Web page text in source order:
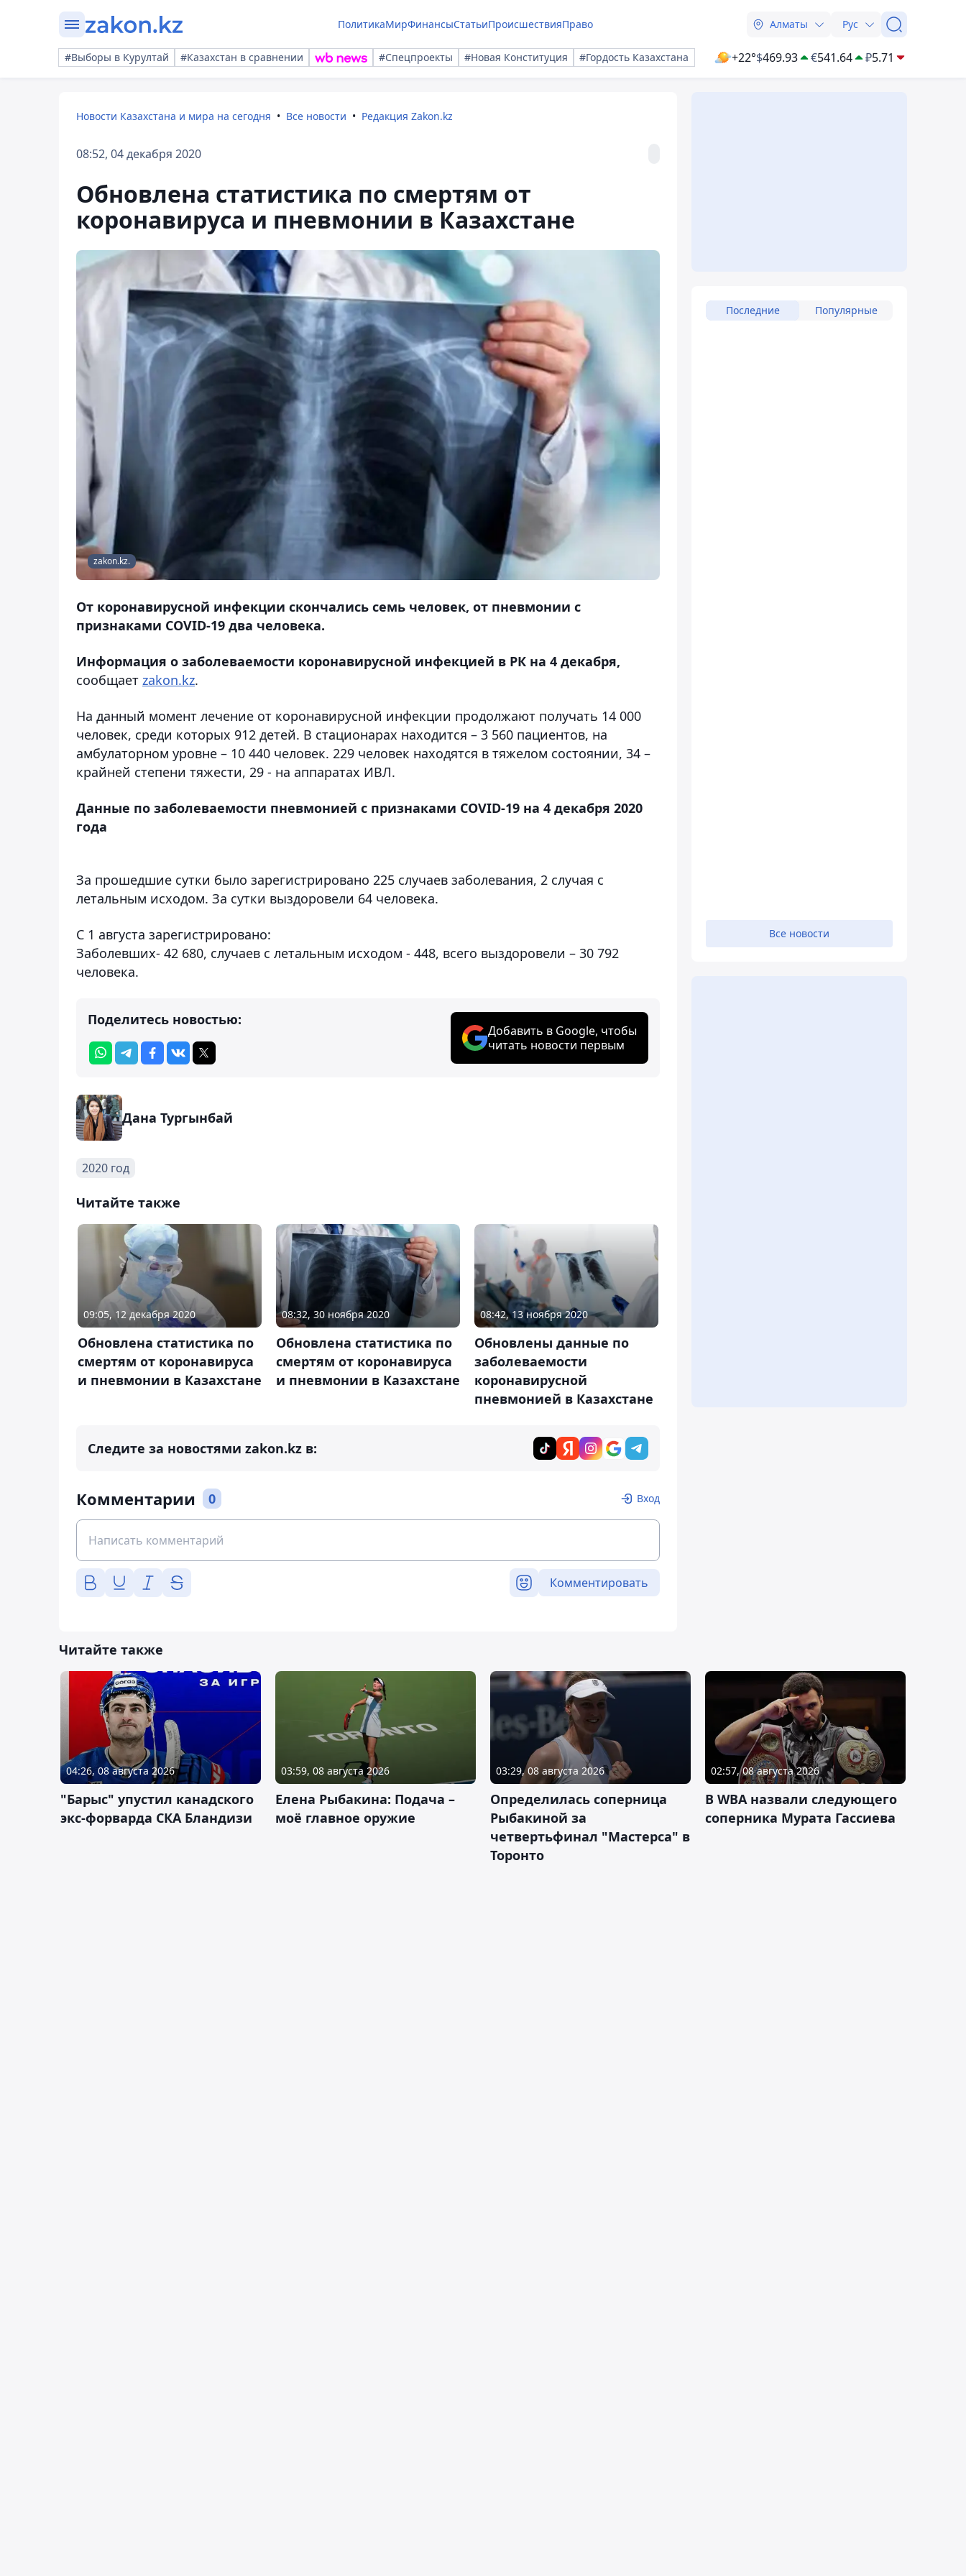
ПолитикаМирФинансыСтатьиПроисшествияПраво Алматы Рус
#Выборы в Курултай #Казахстан в сравнении #Спецпроекты #Новая Конституция #Гордость Казахстана +22°$469.93 €541.64 ₽5.71
Новости Казахстана и мира на сегодня Все новости Редакция Zakon.kz
08:52, 04 декабря 2020
Обновлена статистика по смертям от
коронавируса и пневмонии в Казахстане
zakon.kz.
От коронавирусной инфекции скончались семь человек, от пневмонии с
признаками COVID-19 два человека.
Информация о заболеваемости коронавирусной инфекцией в РК на 4 декабря,
сообщает zakon.kz.
На данный момент лечение от коронавирусной инфекции продолжают получать 14 000
человек, среди которых 912 детей. В стационарах находится – 3 560 пациентов, на
амбулаторном уровне – 10 440 человек. 229 человек находятся в тяжелом состоянии, 34 –
крайней степени тяжести, 29 - на аппаратах ИВЛ.
Данные по заболеваемости пневмонией с признаками COVID-19 на 4 декабря 2020
года
За прошедшие сутки было зарегистрировано 225 случаев заболевания, 2 случая с
летальным исходом. За сутки выздоровели 64 человека.
С 1 августа зарегистрировано:
Заболевших- 42 680, случаев с летальным исходом - 448, всего выздоровели – 30 792
человека.
Поделитесь новостью:
Добавить в Google, чтобы
читать новости первым
Дана Тургынбай
2020 год
Читайте также
09:05, 12 декабря 2020
Обновлена статистика по
смертям от коронавируса
и пневмонии в Казахстане
08:32, 30 ноября 2020
Обновлена статистика по
смертям от коронавируса
и пневмонии в Казахстане
08:42, 13 ноября 2020
Обновлены данные по
заболеваемости
коронавирусной
пневмонией в Казахстане
Следите за новостями zakon.kz в:
Комментарии 0 Вход
Комментировать
Последние Популярные
Все новости
Читайте также
04:26, 08 августа 2026
"Барыс" упустил канадского
экс-форварда СКА Бландизи
03:59, 08 августа 2026
Елена Рыбакина: Подача –
моё главное оружие
03:29, 08 августа 2026
Определилась соперница
Рыбакиной за
четвертьфинал "Мастерса" в
Торонто
02:57, 08 августа 2026
В WBA назвали следующего
соперника Мурата Гассиева